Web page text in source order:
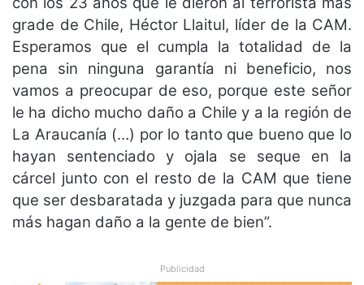
grade de Chile, Héctor Llaitul, líder de la CAM.
Esperamos que el cumpla la totalidad de la
pena sin ninguna garantía ni beneficio, nos
vamos a preocupar de eso, porque este señor
le ha dicho mucho daño a Chile y a la región de
La Araucanía (…) por lo tanto que bueno que lo
hayan sentenciado y ojala se seque en la
cárcel junto con el resto de la CAM que tiene
que ser desbaratada y juzgada para que nunca
más hagan daño a la gente de bien”.
Publicidad